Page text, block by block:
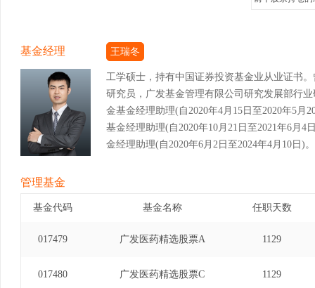
基金经理 王瑞冬
工学硕士，持有中国证券投资基金业从业证书
研究员，广发基金管理有限公司研究发展部行
金基金经理助理(自2020年4月15日至2020年5月
基金经理助理(自2020年10月21日至2021年6月
金经理助理(自2020年6月2日至2024年4月10日)。
管理基金
基金代码 基金名称 任职天数
017479 广发医药精选股票A 1129
017480 广发医药精选股票C 1129